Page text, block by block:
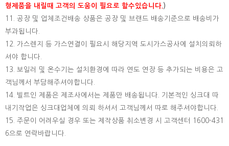
형제품을 내릴때 고객의 도움이 필요로 할수있습니다. )
11. 공장 및 업체조건배송 상품은 공장 및 브랜드 배송기준으로 배송비가
부과됩니다.
12. 가스렌지 등 가스연결이 필요시 해당지역 도시가스공사에 설치의뢰하
셔야 합니다.
13. 보일러 및 온수기는 설치환경에 따라 연도 연장 등 추가되는 비용은 고
객님께서 부담해주셔야합니다.
14. 빌트인 제품은 제조사에서는 제품만 배송됩니다. 기본적인 싱크대 따
내기작업은 싱크대업체에 의뢰 하셔서 고객님께서 따로 해주셔야합니다.
15. 주문이 어려우실 경우 또는 제작상품 취소변경 시 고객센터 1600-431
6으로 연락바랍니다.